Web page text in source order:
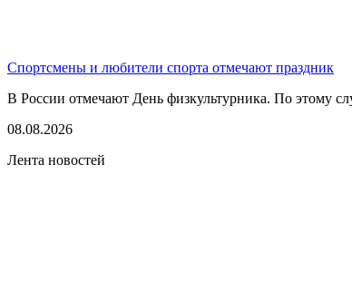
Спортсмены и любители спорта отмечают праздник
В России отмечают День физкультурника. По этому
08.08.2026
Лента новостей